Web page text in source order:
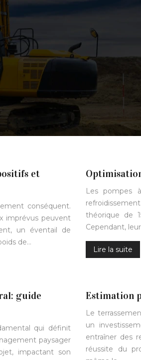
et
conséquent.
imprévus peuvent
un éventail de
de…
Les pompes
théorique de
Cependant,
Lire la suite
guide
qui définit
paysager
impactant son
Estimation
Le
un
entraîner des
réussite du